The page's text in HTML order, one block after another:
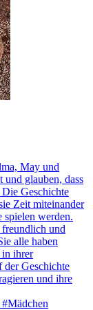
May und
und glauben, dass
Geschichte
Zeit miteinander
spielen werden.
und
alle haben
in ihrer
der Geschichte
und ihre